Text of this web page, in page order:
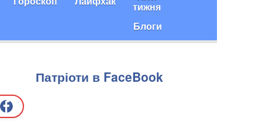
тижня
Блоги
Патріоти в FaceBook